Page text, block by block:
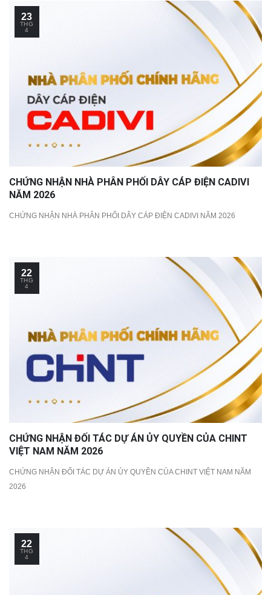
23
THG
4
CHỨNG NHẬN NHÀ PHÂN PHỐI DÂY CÁP ĐIỆN CADIVI
NĂM 2026
CHỨNG NHẬN NHÀ PHÂN PHỐI DÂY CÁP ĐIỆN CADIVI NĂM 2026
22
THG
4
CHỨNG NHẬN ĐỐI TÁC DỰ ÁN ỦY QUYỀN CỦA CHINT
VIỆT NAM NĂM 2026
CHỨNG NHẬN ĐỐI TÁC DỰ ÁN ỦY QUYỀN CỦA CHINT VIỆT NAM NĂM
2026
22
THG
4